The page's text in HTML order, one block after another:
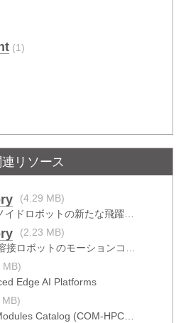
(1)
連リソース
(4.29 MB)
ADLINK がヒューマノイドロボットの新たな飛躍をどのように推進したか
(2.23 MB)
自動車産業における溶接ロボットのモーションコントロール
MB)
Edge AI Platforms
2026 Computer on Modules Catalog (COM-HPC, COM Express , SMARC, OSM, Qseven and ETX)